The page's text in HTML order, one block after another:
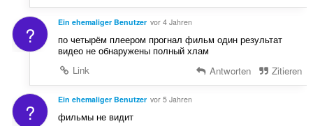
? Ein ehemaliger Benutzer vor 4 Jahren
по четырём плеером прогнал фильм один результат
видео не обнаружены полный хлам
Link
Antworten Zitieren
? Ein ehemaliger Benutzer vor 5 Jahren
фильмы не видит